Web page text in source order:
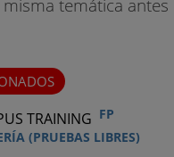
FP
(PRUEBAS LIBRES)